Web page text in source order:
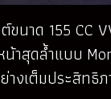
ขนาด 155 CC
สุดล้ำแบบ
างเต็มประสิทธิ